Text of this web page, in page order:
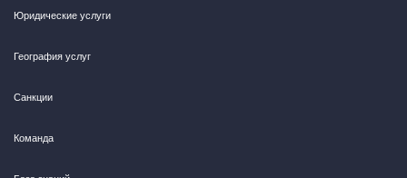
Юридические услуги
География услуг
Санкции
Команда